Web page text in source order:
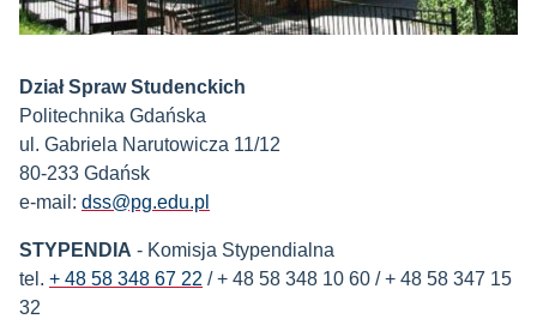
Dział Spraw Studenckich
Politechnika Gdańska
ul. Gabriela Narutowicza 11/12
80-233 Gdańsk
e-mail: dss@pg.edu.pl
STYPENDIA - Komisja Stypendialna
tel. + 48 58 348 67 22 / + 48 58 348 10 60 / + 48 58 347 15
32